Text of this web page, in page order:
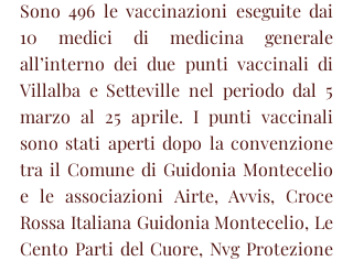
Sono 496 le vaccinazioni eseguite dai
10 medici di medicina generale
all’interno dei due punti vaccinali di
Villalba e Setteville nel periodo dal 5
marzo al 25 aprile. I punti vaccinali
sono stati aperti dopo la convenzione
tra il Comune di Guidonia Montecelio
e le associazioni Airte, Avvis, Croce
Rossa Italiana Guidonia Montecelio, Le
Cento Parti del Cuore, Nvg Protezione